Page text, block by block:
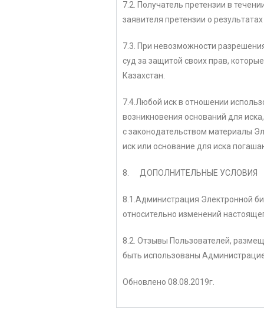
7.2. Получатель претензии в
заявителя претензии о
7.3. При невозможности
суд за защитой своих прав,
Казахстан.
7.4.Любой иск в отношении
возникновения оснований для
с законодательством материалы
иск или основание для иска
8. ДОПОЛНИТЕЛЬНЫЕ УСЛОВИЯ
8.1.Администрация Электронной
относительно изменений
8.2. Отзывы Пользователей,
быть использованы
Обновлено 08.08.2019г.